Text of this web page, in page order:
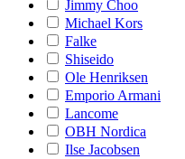
Jimmy Choo
Michael Kors
Falke
Shiseido
Ole Henriksen
Emporio Armani
Lancome
OBH Nordica
Ilse Jacobsen